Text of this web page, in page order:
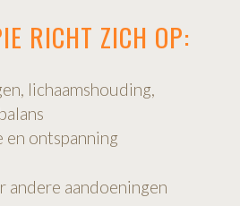
RICHT ZICH OP:
lichaamshouding,
ontspanning
andere aandoeningen